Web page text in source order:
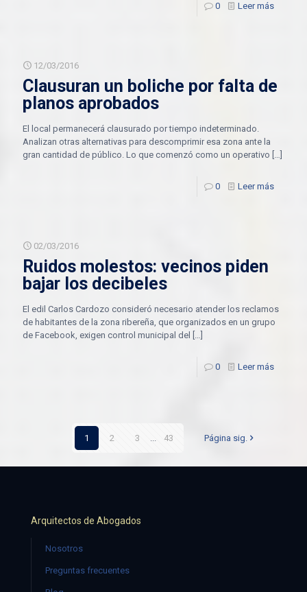
0 Leer más
12/03/2016
Clausuran un boliche por falta de
planos aprobados
El local permanecerá clausurado por tiempo indeterminado.
Analizan otras alternativas para descomprimir esa zona ante la
gran cantidad de público. Lo que comenzó como un operativo […]
0 Leer más
02/03/2016
Ruidos molestos: vecinos piden
bajar los decibeles
El edil Carlos Cardozo consideró necesario atender los reclamos
de habitantes de la zona ribereña, que organizados en un grupo
de Facebook, exigen control municipal del
[…]
0 Leer más
1 2 3 ... 43 Página sig.
Arquitectos de Abogados
Nosotros
Preguntas frecuentes